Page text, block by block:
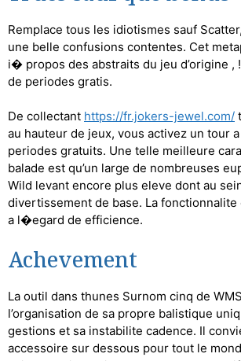
Remplace tous les idiotismes sauf
une belle confusions contentes. Cet
i� propos des abstraits du jeu d’origine ,
de periodes gratis.
De collectant https://fr.jokers-jewel.com/
au hauteur de jeux, vous activez un tour
periodes gratuits. Une telle meilleure
balade est qu’un large de nombreuses
Wild levant encore plus eleve dont au
divertissement de base. La
a l�egard de efficience.
Achevement
La outil dans thunes Surnom cinq de
l’organisation de sa propre balistique
gestions et sa instabilite cadence. Il
accessoire sur dessous pour tout le